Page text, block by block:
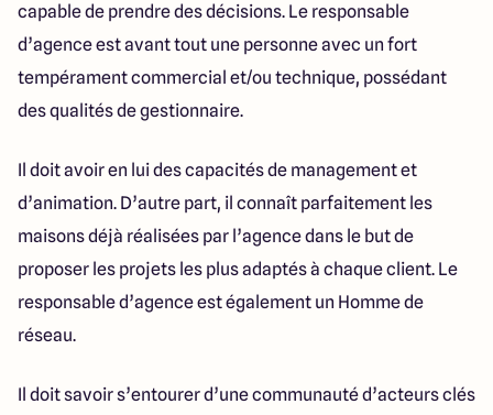
capable de prendre des décisions. Le responsable
d’agence est avant tout une personne avec un fort
tempérament commercial et/ou technique, possédant
des qualités de gestionnaire.
Il doit avoir en lui des capacités de management et
d’animation. D’autre part, il connaît parfaitement les
maisons déjà réalisées par l’agence dans le but de
proposer les projets les plus adaptés à chaque client. Le
responsable d’agence est également un Homme de
réseau.
Il doit savoir s’entourer d’une communauté d’acteurs clés